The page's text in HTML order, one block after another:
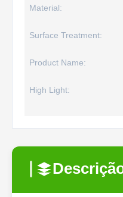
Material:
Surface Treatment:
Product Name:
High Light: